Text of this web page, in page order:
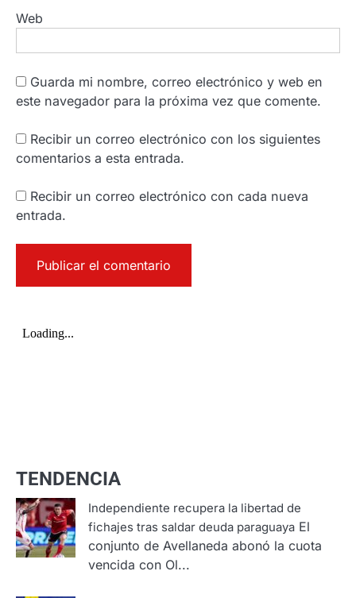
Web
Guarda mi nombre, correo electrónico y web en
este navegador para la próxima vez que comente.
Recibir un correo electrónico con los siguientes
comentarios a esta entrada.
Recibir un correo electrónico con cada nueva
entrada.
TENDENCIA
Independiente recupera la libertad de
fichajes tras saldar deuda paraguaya El
conjunto de Avellaneda abonó la cuota
vencida con Ol...